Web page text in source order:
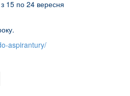
з 15 по 24 вересня
aspirantury/